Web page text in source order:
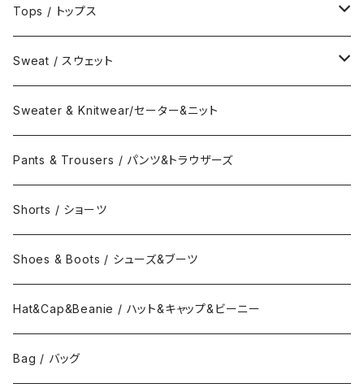
Jacket / ジャケット
Coat / コート
Tops / トップス
Shirts / シャツ
Collar Long Shirt / 襟付き長袖シャツ
Collar Short Shirt / 襟付き半袖シャツ
Polo Long Shirt / 長袖ポロシャツ
T-Shirts / Tシャツ
Long Sleeve Tee / 長袖Tシャツ
Short Sleeve Tee / 半袖Tシャツ
Sweat / スウェット
Crew Neck Sweat /クルーネックスウェット
Turtle Neck Sweat/タートルネックスウェット
Hood Sweat / フードスウェット
Sweater & Knitwear/セーター&ニット
Pants & Trousers / パンツ&トラウザーズ
Shorts / ショーツ
Shoes & Boots / シューズ&ブーツ
Hat&Cap&Beanie / ハット&キャップ&ビーニー
Bag / バッグ